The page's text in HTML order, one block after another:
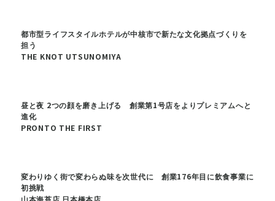
都市型ライフスタイルホテルが中核市で新たな文化拠点づくりを
担う
THE KNOT UTSUNOMIYA
昼と夜 2つの顔を磨き上げる 創業第1号店をよりプレミアムへと
進化
PRONTO THE FIRST
変わりゆく街で変わらぬ味を次世代に 創業176年目に飲食事業に
初挑戦
山本海苔店 日本橋本店